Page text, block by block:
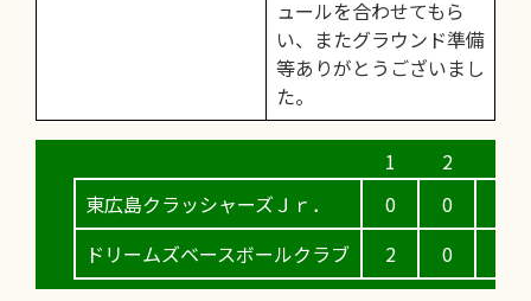
ュールを合わせてもら
い、またグラウンド準備
等ありがとうございまし
た。
東広島クラッシャーズＪｒ．
ドリームズベースボールクラブ
0
2
0
0